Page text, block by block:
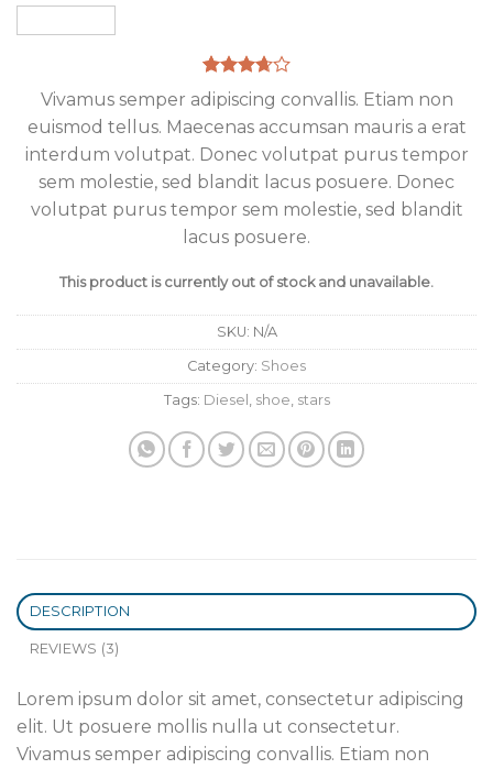
Rated
3.67out
of 5
based
on
3
customer
Vivamus semper adipiscing convallis. Etiam non
euismod tellus. Maecenas accumsan mauris a erat
interdum volutpat. Donec volutpat purus tempor
sem molestie, sed blandit lacus posuere. Donec
volutpat purus tempor sem molestie, sed blandit
lacus posuere.
This product is currently out of stock and unavailable.
SKU: N/A
Category: Shoes
Tags: Diesel shoe stars
DESCRIPTION
REVIEWS (3)
Lorem ipsum dolor sit amet, consectetur adipiscing
elit. Ut posuere mollis nulla ut consectetur.
Vivamus semper adipiscing convallis. Etiam non